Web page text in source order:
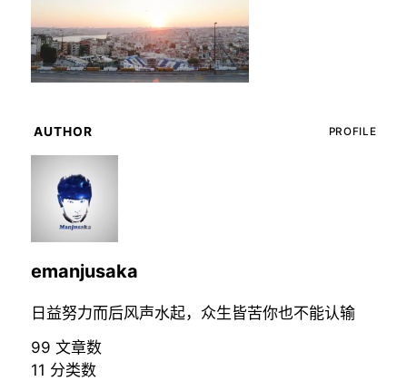
AUTHOR PROFILE
emanjusaka
日益努力而后风声水起，众生皆苦你也不能认输
99 文章数
11 分类数